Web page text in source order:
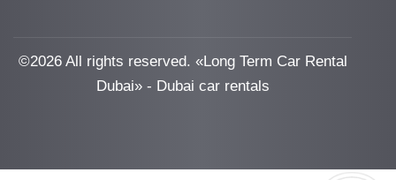
©2026 All rights reserved. «Long Term Car Rental
Dubai» - Dubai car rentals